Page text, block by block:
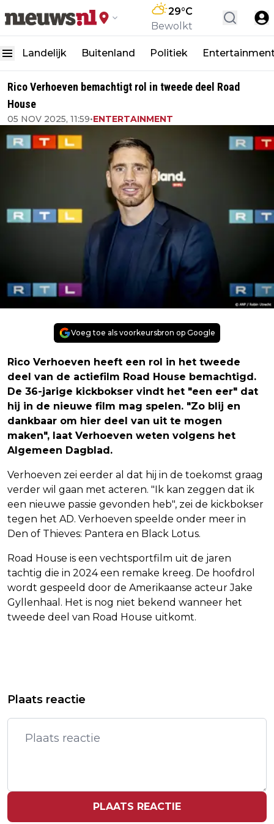
29°C
Bewolkt
Landelijk Buitenland Politiek
Rico Verhoeven bemachtigt rol in tweede deel Road
House
05 NOV 2025, 11:59•ENTERTAINMENT
Voeg toe als voorkeursbron op Google
Rico Verhoeven heeft een rol in het tweede
deel van de actiefilm Road House bemachtigd.
De 36-jarige kickbokser vindt het "een eer" dat
hij in de nieuwe film mag spelen. "Zo blij en
dankbaar om hier deel van uit te mogen
maken", laat Verhoeven weten volgens het
Algemeen Dagblad.
Verhoeven zei eerder al dat hij in de toekomst graag
verder wil gaan met acteren. "Ik kan zeggen dat ik
een nieuwe passie gevonden heb", zei de kickbokser
tegen het AD. Verhoeven speelde onder meer in
Den of Thieves: Pantera en Black Lotus.
Road House is een vechtsportfilm uit de jaren
tachtig die in 2024 een remake kreeg. De hoofdrol
wordt gespeeld door de Amerikaanse acteur Jake
Gyllenhaal. Het is nog niet bekend wanneer het
tweede deel van Road House uitkomt.
ENERGIELEVERANCIER GULF GAS +
JOËL BORELLI KOMT MET GROOT
BRABANTS STADIONCONCERT
Plaats reactie
PLAATS REACTIE